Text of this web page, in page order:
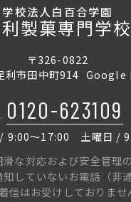
学校法人白百合学園
製菓専門学校
〒326-0822
利市田中町914 Google
0120-623109
/ 9:00〜17:00 土曜日 /
な対応および安全管理の
していないお電話（非通
信はお受けしておりませ